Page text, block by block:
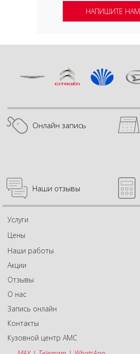
НАПИШИТЕ НАМ
Онлайн запись
Наши отзывы
Услуги
Цены
Наши работы
Акции
Отзывы
О нас
Запись онлайн
Контакты
Кузовной центр АМС